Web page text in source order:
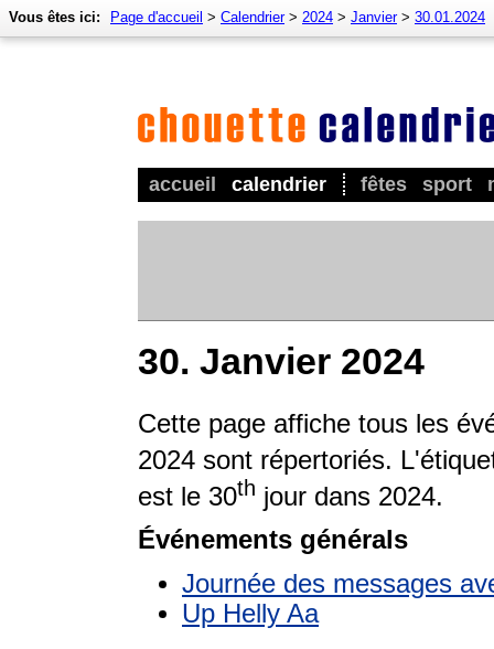
accueil calendrier fêtes sport
Vous êtes ici: Page d'accueil > Calendrier> 2024 > Janvier> 30.01.2024
30. Janvier 2024
Cette page affiche tous les
2024 sont répertoriés.
est le 30th jour dans 2024.
Événements générals
Journée des messages
Up Helly Aa